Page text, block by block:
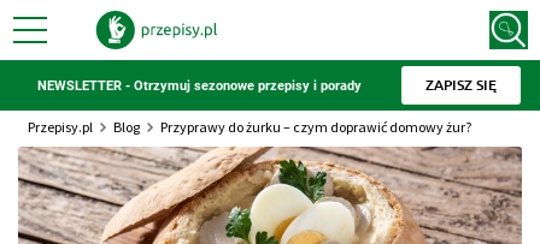
NEWSLETTER - Otrzymuj sezonowe przepisy i porady ZAPISZ SIĘ
Przepisy.pl Blog Przyprawy do żurku – czym doprawić domowy żur?